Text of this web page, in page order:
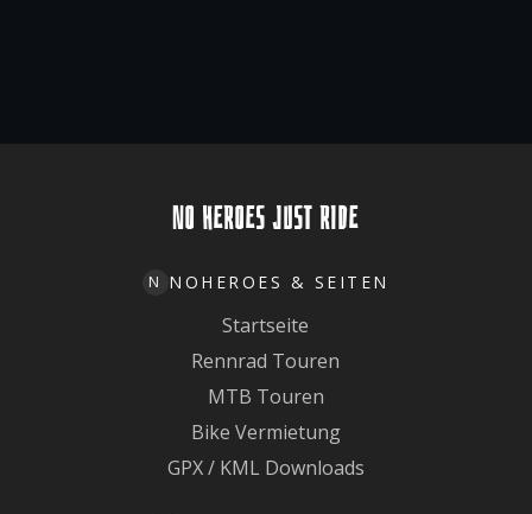
NO HEROES JUST RIDE
N NOHEROES & SEITEN
Startseite
Rennrad Touren
MTB Touren
Bike Vermietung
GPX / KML Downloads